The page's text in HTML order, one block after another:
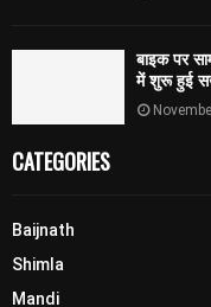
बाइक पर
में शुरू हुई
CATEGORIES
Baijnath
Shimla
Mandi